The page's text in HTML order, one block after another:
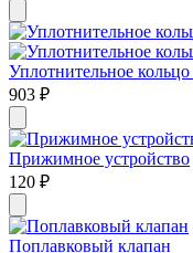
Уплотнительное
903 ₽
Прижимное устройство
120 ₽
Поплавковый клапан